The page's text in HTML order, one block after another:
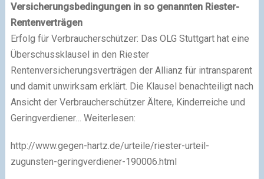
Versicherungsbedingungen in so genannten Riester-
Rentenverträgen
Erfolg für Verbraucherschützer: Das OLG Stuttgart hat eine
Überschussklausel in den Riester
Rentenversicherungsverträgen der Allianz für intransparent
und damit unwirksam erklärt. Die Klausel benachteiligt nach
Ansicht der Verbraucherschützer Ältere, Kinderreiche und
Geringverdiener… Weiterlesen:
http://www.gegen-hartz.de/urteile/riester-urteil-
zugunsten-geringverdiener-190006.html